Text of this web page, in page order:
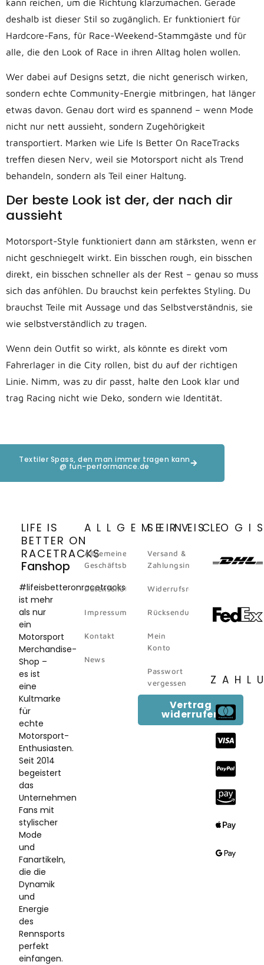
kann reichen, um die Richtung klarzumachen. Gerade
deshalb ist dieser Stil so zugänglich. Er funktioniert für
Hardcore-Fans, für Race-Weekend-Stammgäste und für
alle, die den Look of Race in ihren Alltag holen wollen.
Wer dabei auf Designs setzt, die nicht generisch wirken,
sondern echte Community-Energie mitbringen, hat länger
etwas davon. Genau dort wird es spannend – wenn Mode
nicht nur nett aussieht, sondern Zugehörigkeit
transportiert. Marken wie Life Is Better On RaceTracks
treffen diesen Nerv, weil sie Motorsport nicht als Trend
behandeln, sondern als Teil einer Haltung.
Der beste Look ist der, der nach dir
aussieht
Motorsport-Style funktioniert dann am stärksten, wenn er
nicht geschniegelt wirkt. Ein bisschen rough, ein bisschen
direkt, ein bisschen schneller als der Rest – genau so muss
sich das anfühlen. Du brauchst kein perfektes Styling. Du
brauchst Teile mit Aussage und das Selbstverständnis, sie
wie selbstverständlich zu tragen.
Wenn dein Outfit so wirkt, als könnte es direkt vom
Fahrerlager in die City rollen, bist du auf der richtigen
Linie. Nimm, was zu dir passt, halte den Look klar und
trag Racing nicht wie Deko, sondern wie Identität.
Textiler Spass, den man immer tragen kann
@ fun-performance.de
LIFE IS
BETTER ON
RACETRACKS
Fanshop
#lifeisbetteronracetracks
ist mehr
als nur
ein
Motorsport
Merchandise-
Shop –
es ist
eine
Kultmarke
für
echte
Motorsport-
Enthusiasten.
Seit 2014
begeistert
das
Unternehmen
Fans mit
stylischer
Mode
und
Fanartikeln,
die die
Dynamik
und
Energie
des
Rennsports
perfekt
einfangen.
ALLGEMEINES
Allgemeine
Geschäftsbedingungen
Datenschutz
Impressum
Kontakt
News
SERVICE
Versand &
Zahlungsinformation
Widerrufsrecht
Rücksendungen
Mein
Konto
Passwort
vergessen
Vertrag
widerrufen